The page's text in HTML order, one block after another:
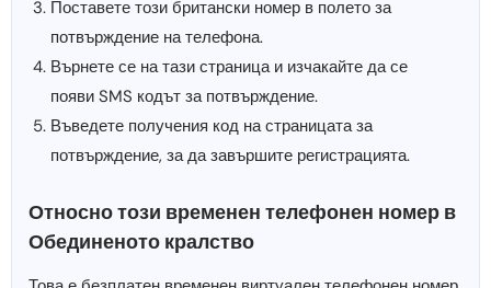
Поставете този британски номер в полето за
потвърждение на телефона.
Върнете се на тази страница и изчакайте да се
появи SMS кодът за потвърждение.
Въведете получения код на страницата за
потвърждение, за да завършите регистрацията.
Относно този временен телефонен номер в
Обединеното кралство